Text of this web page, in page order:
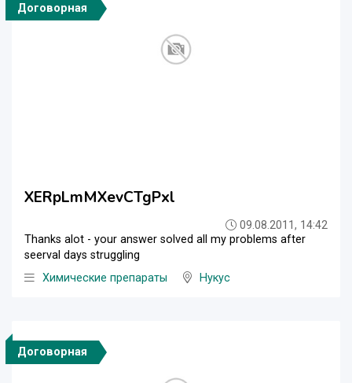
Договорная
XERpLmMXevCTgPxl
09.08.2011, 14:42
Thanks alot - your answer solved all my problems after
seerval days struggling
Химические препараты
Нукус
Договорная